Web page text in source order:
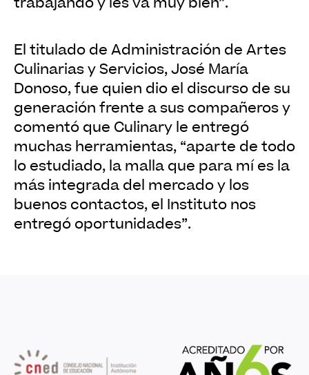
El titulado de Administración de Artes
Culinarias y Servicios, José María
Donoso, fue quien dio el discurso de su
generación frente a sus compañeros y
comentó que Culinary le entregó
muchas herramientas, “aparte de todo
lo estudiado, la malla que para mí es la
más integrada del mercado y los
buenos contactos, el Instituto nos
entregó oportunidades”.